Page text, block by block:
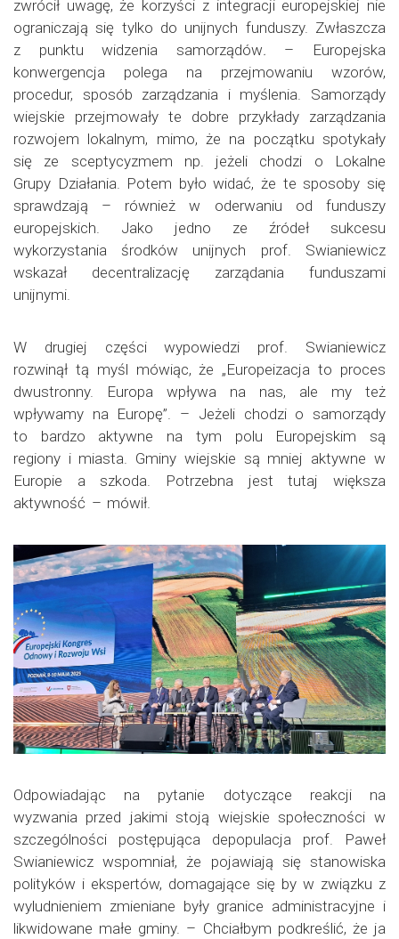
zwrócił uwagę, że korzyści z integracji europejskiej nie
ograniczają się tylko do unijnych funduszy. Zwłaszcza
z punktu widzenia samorządów. – Europejska
konwergencja polega na przejmowaniu wzorów,
procedur, sposób zarządzania i myślenia. Samorządy
wiejskie przejmowały te dobre przykłady zarządzania
rozwojem lokalnym, mimo, że na początku spotykały
się ze sceptycyzmem np. jeżeli chodzi o Lokalne
Grupy Działania. Potem było widać, że te sposoby się
sprawdzają – również w oderwaniu od funduszy
europejskich. Jako jedno ze źródeł sukcesu
wykorzystania środków unijnych prof. Swianiewicz
wskazał decentralizację zarządania funduszami
unijnymi.
W drugiej części wypowiedzi prof. Swianiewicz
rozwinął tą myśl mówiąc, że „Europeizacja to proces
dwustronny. Europa wpływa na nas, ale my też
wpływamy na Europę”. – Jeżeli chodzi o samorządy
to bardzo aktywne na tym polu Europejskim są
regiony i miasta. Gminy wiejskie są mniej aktywne w
Europie a szkoda. Potrzebna jest tutaj większa
aktywność – mówił.
Odpowiadając na pytanie dotyczące reakcji na
wyzwania przed jakimi stoją wiejskie społeczności w
szczególności postępująca depopulacja prof. Paweł
Swianiewicz wspomniał, że pojawiają się stanowiska
polityków i ekspertów, domagające się by w związku z
wyludnieniem zmieniane były granice administracyjne i
likwidowane małe gminy. – Chciałbym podkreślić, że ja